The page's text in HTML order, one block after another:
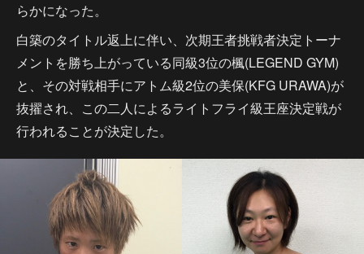
らかになった。
白築のタイトル返上に伴い、次期王者挑戦者決定トーナ
メントを勝ち上がっている同級3位の楓(LEGEND GYM)
と、その対戦相手にアトム級2位の美保(KFG URAWA)が
抜擢され、この二人によるライトフライ級王座決定戦が
行われることが決定した。